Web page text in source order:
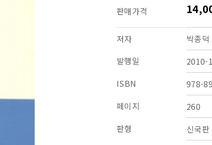
판매가격
저자
박종덕
발행일
2010-
ISBN
978-
페이지
260
판형
신국판